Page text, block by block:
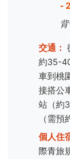
-
交通：
約35-
車到桃
接搭公
站（約
（需預
個人住
際青旅